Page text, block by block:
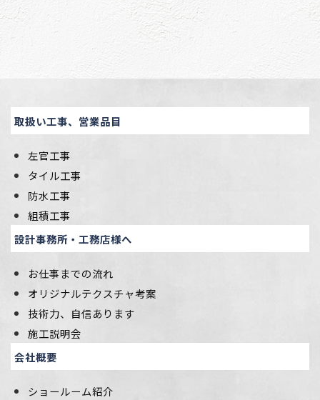
取扱い工事、営業品目
左官工事
タイル工事
防水工事
組積工事
設計事務所・工務店様へ
お仕事までの流れ
オリジナルテクスチャ考案
技術力、自信あります
施工説明会
会社概要
ショールーム紹介